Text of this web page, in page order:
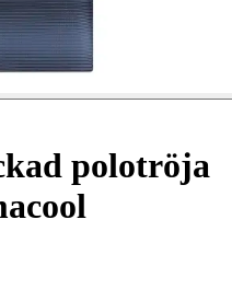
polotröja